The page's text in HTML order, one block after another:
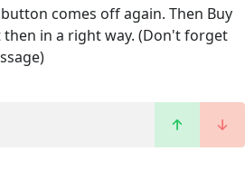
comes off again. Then Buy
in a right way. (Don't forget